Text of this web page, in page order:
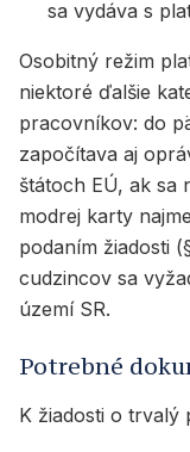
sa vydáva s
Osobitný režim
niektoré ďalšie
pracovníkov: do
započítava aj
štátoch EÚ, ak sa
modrej karty
podaním žiadosti
cudzincov sa
území SR.
Potrebné
K žiadosti o trvalý